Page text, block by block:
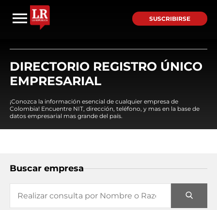
SUSCRIBIRSE
DIRECTORIO REGISTRO ÚNICO
EMPRESARIAL
¡Conozca la información esencial de cualquier empresa de
Colombia! Encuentre NIT, dirección, teléfono, y mas en la base de
datos empresarial mas grande del país.
Buscar empresa